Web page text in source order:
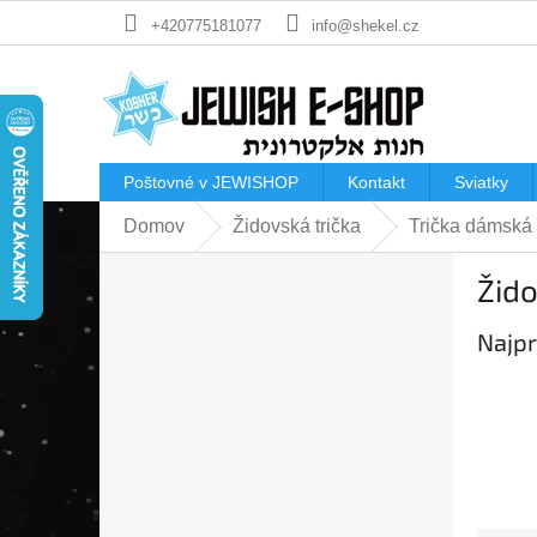
+420775181077 info@shekel.cz
Poštovné v JEWISHOP Kontakt Sviatky
Domov Židovská trička Trička dámská